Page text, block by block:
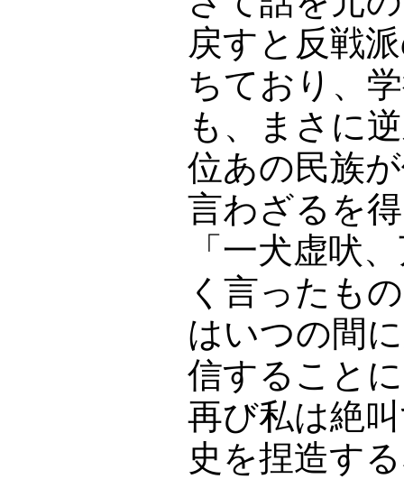
戻すと反戦
ちており、
も、まさに
位あの民族
言わざるを
「一犬虚吠
く言ったも
はいつの間
信すること
再び私は絶
史を捏造す